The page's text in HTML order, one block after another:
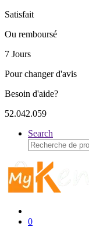
Satisfait
Ou remboursé
7 Jours
Pour changer d'avis
Besoin d'aide?
52.042.059
Search
Recherche
pour :
0